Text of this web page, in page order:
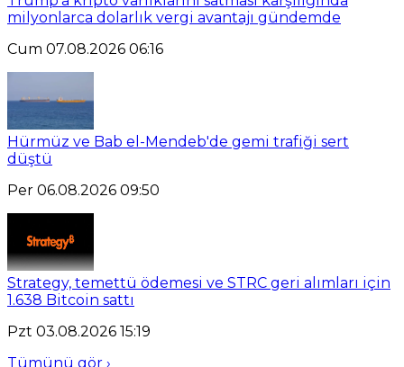
milyonlarca dolarlık vergi avantajı gündemde
Cum 07.08.2026 06:16
Hürmüz ve Bab el-Mendeb'de gemi trafiği sert
düştü
Per 06.08.2026 09:50
Strategy, temettü ödemesi ve STRC geri alımları için
1.638 Bitcoin sattı
Pzt 03.08.2026 15:19
Tümünü gör ›